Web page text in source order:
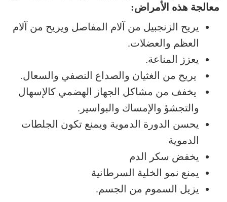
معالجة هذه الأمراض:
يريح الزنجبيل من آلام المفاصل ويريح من آلام
العظم والعضلات.
يعزز المناعة.
يريح من الغثيان والصداع النصفي والسعال.
يخفف من مشاكل الجهاز الهضمي كالإسهال
والتجشؤ والإمساك والبواسير.
يحسن الدورة الدموية ويمنع تكون الجلطات
الدموية
يخفض سكر الدم
يمنع نمو الخلية السرطانية
يزيل السموم من الجسم.